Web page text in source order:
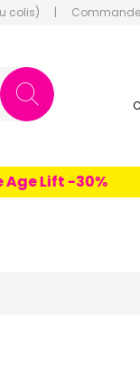
colis) |
Lift -30%